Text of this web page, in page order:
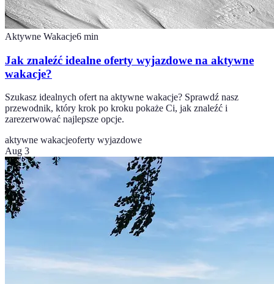
Aktywne Wakacje6 min
Jak znaleźć idealne oferty wyjazdowe na aktywne
wakacje?
Szukasz idealnych ofert na aktywne wakacje? Sprawdź nasz
przewodnik, który krok po kroku pokaże Ci, jak znaleźć i
zarezerwować najlepsze opcje.
aktywne wakacjeoferty wyjazdowe
Aug 3